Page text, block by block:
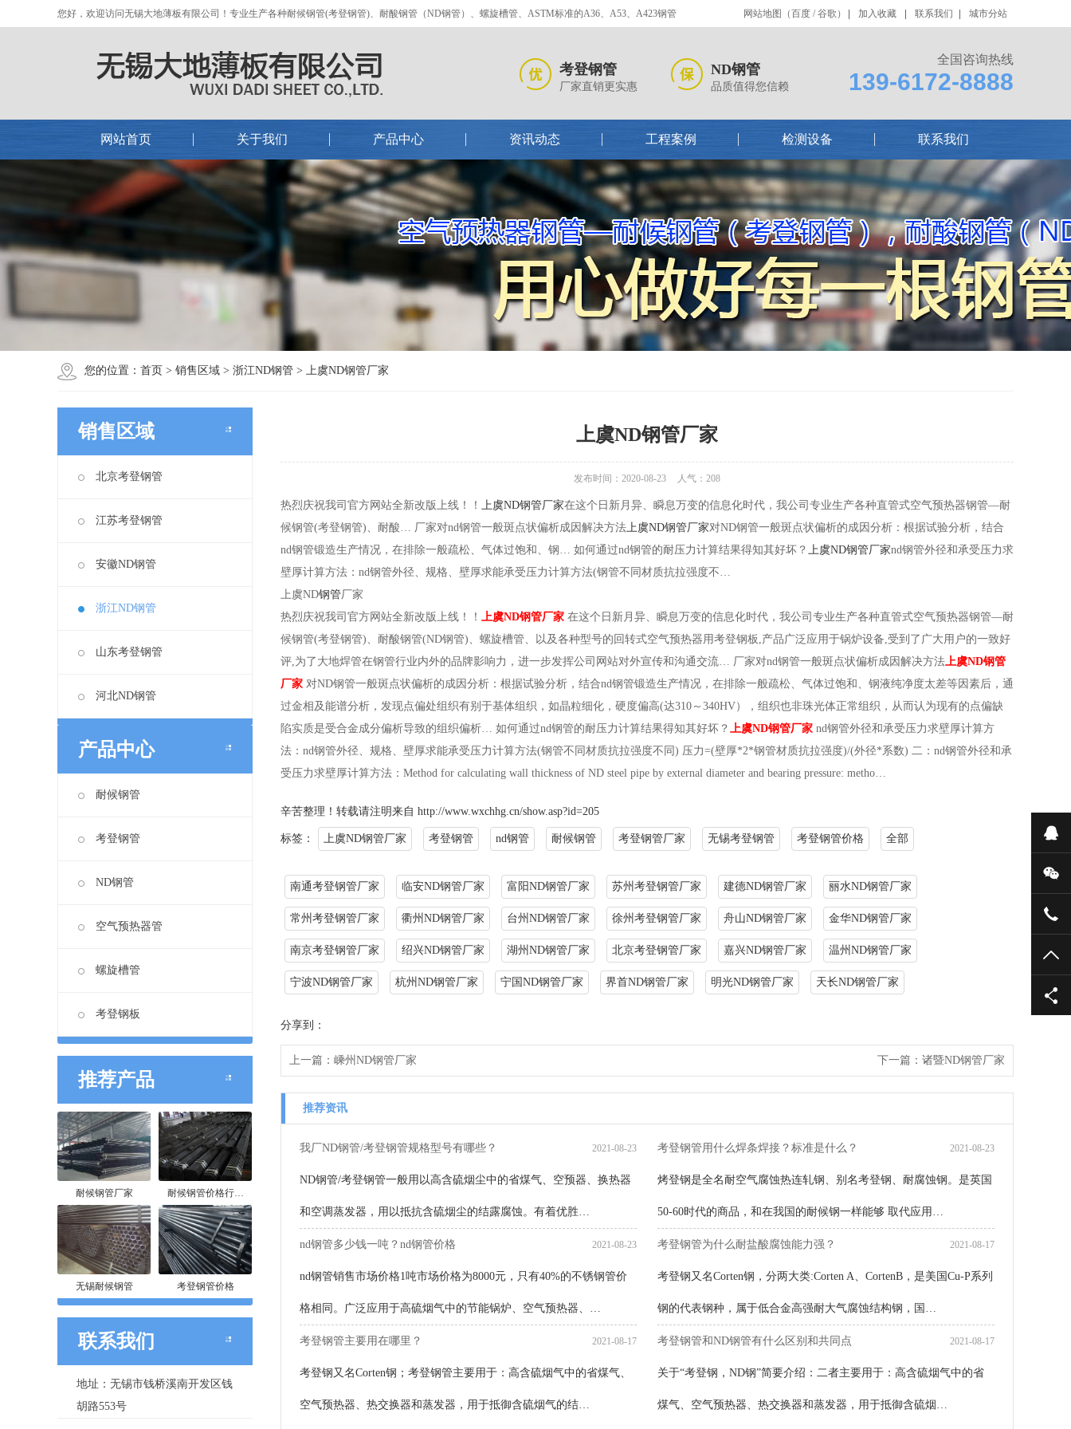
网站地图 （百度 /谷歌 ） 加入收藏 联系我们 城市分站
您好，欢迎访问无锡大地薄板有限公司！专业生产各种耐候钢管(考登钢管)、耐酸钢管（ND钢管）、螺旋槽管、ASTM标准的A36、A53、A423钢管
考登钢管
厂家直销更实惠
ND钢管
品质值得您信赖
全国咨询热线
139-6172-8888
网站首页 关于我们 产品中心 资讯动态 工程案例 检测设备 联系我们
您的位置： 首页 > 销售区域 > 浙江ND钢管 > 上虞ND钢管厂家
销售区域
北京考登钢管
江苏考登钢管
安徽ND钢管
浙江ND钢管
山东考登钢管
河北ND钢管
产品中心
耐候钢管
考登钢管
ND钢管
空气预热器管
螺旋槽管
考登钢板
推荐产品
耐候钢管厂家 耐候钢管价格行…
无锡耐候钢管 考登钢管价格
联系我们
地址：无锡市钱桥溪南开发区钱
胡路553号
上虞ND钢管厂家
发布时间：2020-08-23 人气： 208
热烈庆祝我司官方网站全新改版上线！！ 上虞ND钢管厂家在这个日新月异、瞬息万变的信息化时代，我公司专业生产各种直管式空气预热器钢管—耐
候钢管(考登钢管)、耐酸… 厂家对nd钢管一般斑点状偏析成因解决方法上虞ND钢管厂家对ND钢管一般斑点状偏析的成因分析：根据试验分析，结合
nd钢管锻造生产情况，在排除一般疏松、气体过饱和、钢… 如何通过nd钢管的耐压力计算结果得知其好坏？ 上虞ND钢管厂家nd钢管外径和承受压力求
壁厚计算方法：nd钢管外径、规格、壁厚求能承受压力计算方法(钢管不同材质抗拉强度不…
上虞ND钢管厂家
热烈庆祝我司官方网站全新改版上线！！ 上虞ND钢管厂家 在这个日新月异、瞬息万变的信息化时代，我公司专业生产各种直管式空气预热器钢管—耐
候钢管(考登钢管)、耐酸钢管(ND钢管)、螺旋槽管、以及各种型号的回转式空气预热器用考登钢板,产品广泛应用于锅炉设备,受到了广大用户的一致好
评,为了大地焊管在钢管行业内外的品牌影响力，进一步发挥公司网站对外宣传和沟通交流… 厂家对nd钢管一般斑点状偏析成因解决方法上虞ND钢管
厂家 对ND钢管一般斑点状偏析的成因分析：根据试验分析，结合nd钢管锻造生产情况，在排除一般疏松、气体过饱和、钢液纯净度太差等因素后，通
过金相及能谱分析，发现点偏处组织有别于基体组织，如晶粒细化，硬度偏高(达310～340HV），组织也非珠光体正常组织，从而认为现有的点偏缺
陷实质是受合金成分偏析导致的组织偏析… 如何通过nd钢管的耐压力计算结果得知其好坏？ 上虞ND钢管厂家 nd钢管外径和承受压力求壁厚计算方
法：nd钢管外径、规格、壁厚求能承受压力计算方法(钢管不同材质抗拉强度不同) 压力=(壁厚*2*钢管材质抗拉强度)/(外径*系数) 二：nd钢管外径和承
受压力求壁厚计算方法：Method for calculating wall thickness of ND steel pipe by external diameter and bearing pressure: metho…
辛苦整理！转载请注明来自 http://www.wxchhg.cn/show.asp?id=205
标签： 上虞ND钢管厂家 考登钢管 nd钢管 耐候钢管 考登钢管厂家 无锡考登钢管 考登钢管价格 全部
南通考登钢管厂家 临安ND钢管厂家 富阳ND钢管厂家 苏州考登钢管厂家 建德ND钢管厂家 丽水ND钢管厂家
常州考登钢管厂家 衢州ND钢管厂家 台州ND钢管厂家 徐州考登钢管厂家 舟山ND钢管厂家 金华ND钢管厂家
南京考登钢管厂家 绍兴ND钢管厂家 湖州ND钢管厂家 北京考登钢管厂家 嘉兴ND钢管厂家 温州ND钢管厂家
宁波ND钢管厂家 杭州ND钢管厂家 宁国ND钢管厂家 界首ND钢管厂家 明光ND钢管厂家 天长ND钢管厂家
分享到：
上一篇： 嵊州ND钢管厂家 下一篇： 诸暨ND钢管厂家
推荐资讯
2021-08-23
我厂ND钢管/考登钢管规格型号有哪些？
ND钢管/考登钢管一般用以高含硫烟尘中的省煤气、空预器、换热器
和空调蒸发器，用以抵抗含硫烟尘的结露腐蚀。有着优胜…
2021-08-23
考登钢管用什么焊条焊接？标准是什么？
烤登钢是全名耐空气腐蚀热连轧钢、别名考登钢、耐腐蚀钢。是英国
50-60时代的商品，和在我国的耐候钢一样能够 取代应用…
2021-08-23
nd钢管多少钱一吨？nd钢管价格
nd钢管销售市场价格1吨市场价格为8000元，只有40%的不锈钢管价
格相同。广泛应用于高硫烟气中的节能锅炉、空气预热器、…
2021-08-17
考登钢管为什么耐盐酸腐蚀能力强？
考登钢又名Corten钢，分两大类:Corten A、CortenB，是美国Cu-P系列
钢的代表钢种，属于低合金高强耐大气腐蚀结构钢，国…
2021-08-17
考登钢管主要用在哪里？
考登钢又名Corten钢；考登钢管主要用于：高含硫烟气中的省煤气、
空气预热器、热交换器和蒸发器，用于抵御含硫烟气的结…
2021-08-17
考登钢管和ND钢管有什么区别和共同点
关于“考登钢，ND钢”简要介绍：二者主要用于：高含硫烟气中的省
煤气、空气预热器、热交换器和蒸发器，用于抵御含硫烟…
在
微